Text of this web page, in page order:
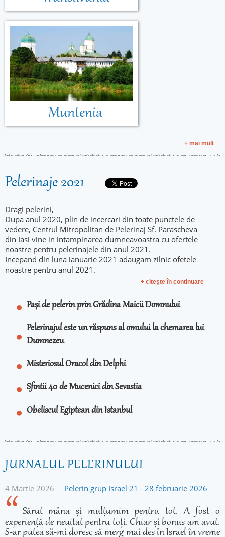
Muntenia
+ mai mult
Pelerinaje 2021
Dragi pelerini,
Dupa anul 2020, plin de incercari din toate punctele de
vedere, Centrul Mitropolitan de Pelerinaj Sf. Parascheva
din Iasi vine in intampinarea dumneavoastra cu ofertele
noastre pentru pelerinajele din anul 2021.
Incepand din luna ianuarie 2021 adaugam zilnic ofetele
noastre pentru anul 2021.
+ citeşte în continuare
Pași de pelerin prin Grădina Maicii Domnului
Pelerinajul este un răspuns al omului la chemarea lui
Dumnezeu
Misteriosul Oracol din Delphi
Sfintii 40 de Mucenici din Sevastia
Obeliscul Egiptean din Istanbul
JURNALUL PELERINULUI
4 Martie 2026 Pelerin grup Israel 21 - 28 februarie 2026
Sărut mâna și mulțumim pentru tot. A fost o
experiență de neuitat pentru toți. Chiar și bonus am avut.
S-ar putea să-mi doresc să merg mai des în Israel în vreme